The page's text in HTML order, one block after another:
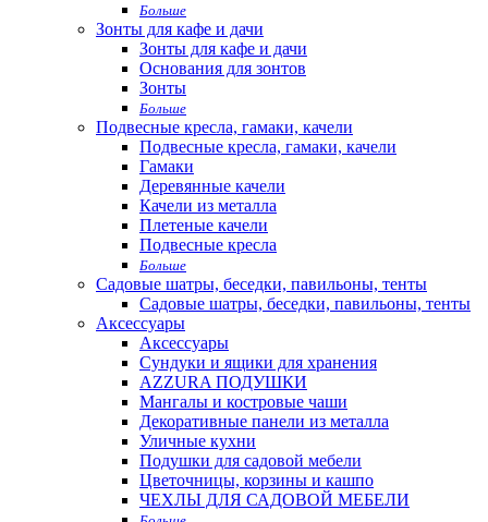
Больше
Зонты для кафе и дачи
Зонты для кафе и дачи
Основания для зонтов
Зонты
Больше
Подвесные кресла, гамаки, качели
Подвесные кресла, гамаки, качели
Гамаки
Деревянные качели
Качели из металла
Плетеные качели
Подвесные кресла
Больше
Садовые шатры, беседки, павильоны, тенты
Садовые шатры, беседки, павильоны, тенты
Аксессуары
Аксессуары
Сундуки и ящики для хранения
AZZURA ПОДУШКИ
Мангалы и костровые чаши
Декоративные панели из металла
Уличные кухни
Подушки для садовой мебели
Цветочницы, корзины и кашпо
ЧЕХЛЫ ДЛЯ САДОВОЙ МЕБЕЛИ